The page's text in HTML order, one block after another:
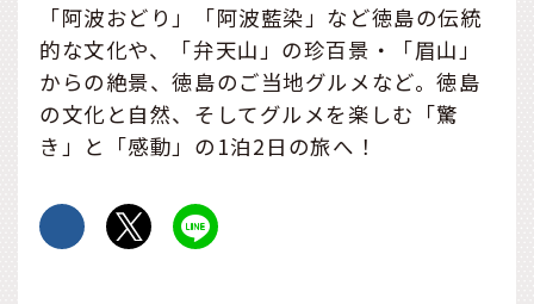
「阿波おどり」「阿波藍染」など徳島の伝統
的な文化や、「弁天山」の珍百景・「眉山」
からの絶景、徳島のご当地グルメなど。徳島
の文化と自然、そしてグルメを楽しむ「驚
き」と「感動」の1泊2日の旅へ！